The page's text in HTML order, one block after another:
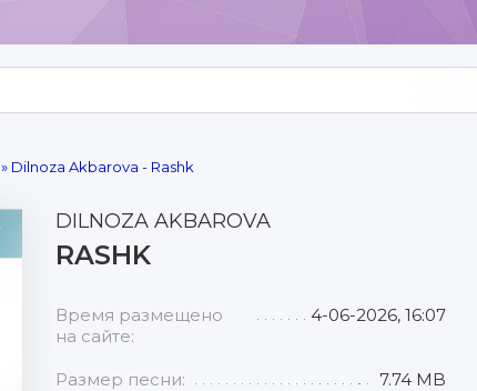
» Dilnoza Akbarova - Rashk
DILNOZA AKBAROVA
RASHK
Время размещено
на сайте:
4-06-2026, 16:07
Размер песни: 7.74 MB